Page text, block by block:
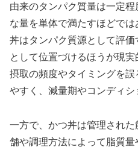
由来のタンパク質量は一定
な量を単体で満たすほどで
丼はタンパク質源として評
として位置づけるほうが現実
摂取の頻度やタイミングを
やすく、減量期やコンディシ
一方で、かつ丼は管理され
舗や調理方法によって脂質